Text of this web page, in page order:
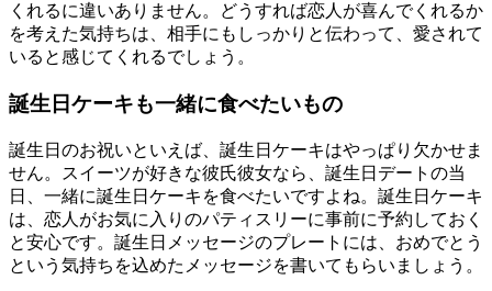
くれるに違いありません。どうすれば恋人が喜んでくれるか
を考えた気持ちは、相手にもしっかりと伝わって、愛されて
いると感じてくれるでしょう。
誕生日ケーキも一緒に食べたいもの
誕生日のお祝いといえば、誕生日ケーキはやっぱり欠かせま
せん。スイーツが好きな彼氏彼女なら、誕生日デートの当
日、一緒に誕生日ケーキを食べたいですよね。誕生日ケーキ
は、恋人がお気に入りのパティスリーに事前に予約しておく
と安心です。誕生日メッセージのプレートには、おめでとう
という気持ちを込めたメッセージを書いてもらいましょう。